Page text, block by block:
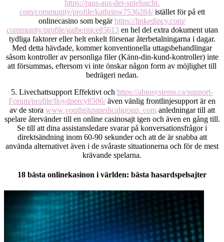
https://raus-aus-der-spielsucht.
com/community/profile/kathrinw7536284/istället för på ett
onlinecasino som begärhttps://linkedincy.com/
community/profile/galbernice85613en hel del extra dokument utan
tydliga faktorer eller helt enkelt försenar återbetalningarna i dagar.
Med detta hävdade, kommer konventionella uttagsbehandlingar
såsom kontroller av personliga filer (Känn-din-kund-kontroller) inte
att försummas, eftersom vi inte önskar någon form av möjlighet till
bedrägeri nedan.
5. Livechattsupport Effektivt och https://abiosystems.ca/support-
Forum/profile/lloydpercy8506/även vänlig frontlinjesupport är en
av de stora www.youthplusmedicalgroup. comanledningar till att
spelare återvänder till en online casinosajt igen och även en gång till.
Se till att dina assistansledare svarar på konversationsfrågor i
direktsändning inom 60-90 sekunder och att de är snabba att
använda alternativet även i de svåraste situationerna och för de mest
krävande spelarna.
18 bästa onlinekasinon i världen: bästa hasardspelsajter